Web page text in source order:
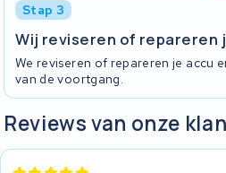
Stap 3
Wij reviseren of repareren
We reviseren of repareren je accu
van de voortgang.
Reviews van onze